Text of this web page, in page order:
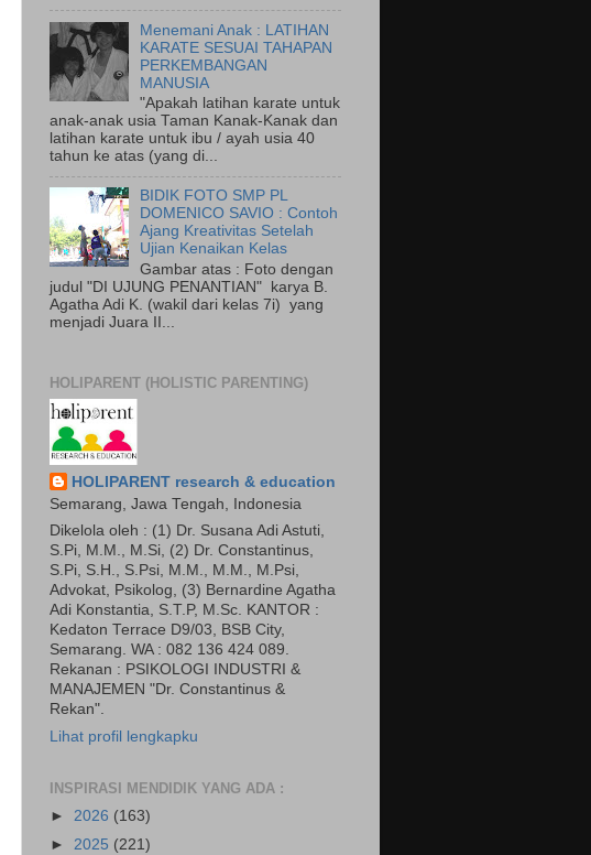
Menemani Anak : LATIHAN
KARATE SESUAI TAHAPAN
PERKEMBANGAN
MANUSIA
"Apakah latihan karate untuk
anak-anak usia Taman Kanak-Kanak dan
latihan karate untuk ibu / ayah usia 40
tahun ke atas (yang di...
BIDIK FOTO SMP PL
DOMENICO SAVIO : Contoh
Ajang Kreativitas Setelah
Ujian Kenaikan Kelas
Gambar atas : Foto dengan
judul "DI UJUNG PENANTIAN" karya B.
Agatha Adi K. (wakil dari kelas 7i) yang
menjadi Juara II...
HOLIPARENT (HOLISTIC PARENTING)
HOLIPARENT research & education
Semarang, Jawa Tengah, Indonesia
Dikelola oleh : (1) Dr. Susana Adi Astuti,
S.Pi, M.M., M.Si, (2) Dr. Constantinus,
S.Pi, S.H., S.Psi, M.M., M.M., M.Psi,
Advokat, Psikolog, (3) Bernardine Agatha
Adi Konstantia, S.T.P, M.Sc. KANTOR :
Kedaton Terrace D9/03, BSB City,
Semarang. WA : 082 136 424 089.
Rekanan : PSIKOLOGI INDUSTRI &
MANAJEMEN "Dr. Constantinus &
Rekan".
Lihat profil lengkapku
INSPIRASI MENDIDIK YANG ADA :
► 2026 (163)
► 2025 (221)